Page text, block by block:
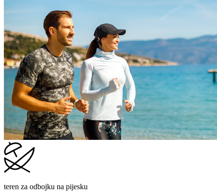
teren za odbojku na pijesku